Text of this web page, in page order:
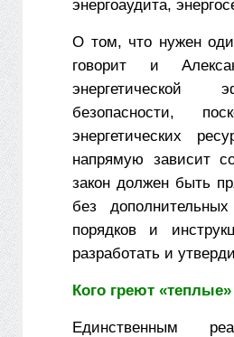
энергоаудита,
О том, что нужен
говорит и
энергетической
безопасности,
энергетических
напрямую зависит
закон должен быть
без
порядков и
разработать и
Кого греют
Единственным